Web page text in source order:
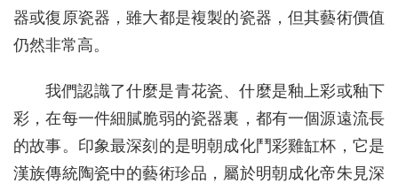
器或復原瓷器，雖大都是複製的瓷器，但其藝術價值
仍然非常高。
我們認識了什麼是青花瓷、什麼是釉上彩或釉下
彩，在每一件細膩脆弱的瓷器裏，都有一個源遠流長
的故事。印象最深刻的是明朝成化鬥彩雞缸杯，它是
漢族傳統陶瓷中的藝術珍品，屬於明朝成化帝朱見深